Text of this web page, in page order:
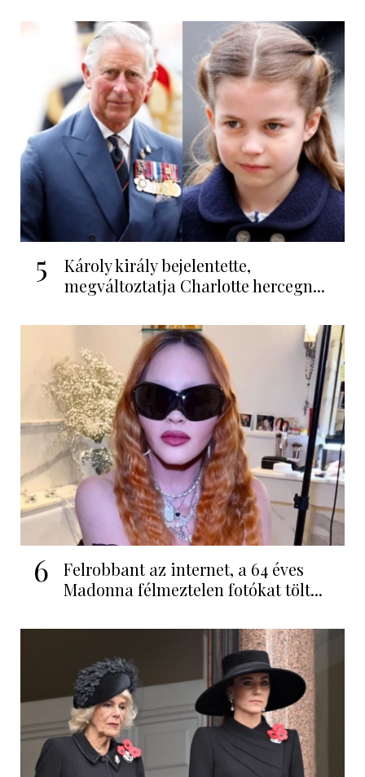
5
Károly király bejelentette,
megváltoztatja Charlotte hercegn...
6
Felrobbant az internet, a 64 éves
Madonna félmeztelen fotókat tölt...